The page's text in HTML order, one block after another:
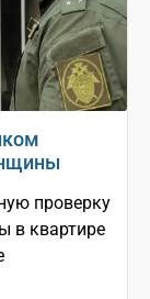
проверку
в квартире